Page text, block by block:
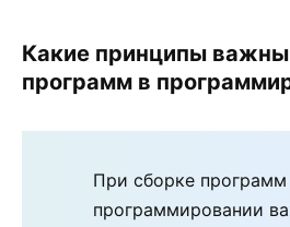
Какие принципы
программ в
При сборке программ
программировании